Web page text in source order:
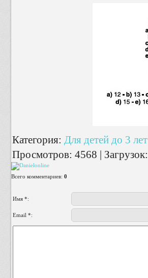
Категория: Для детей до 3 лет
Просмотров: 4568 | Загрузок:
Всего комментариев: 0
Имя *:
Email *: